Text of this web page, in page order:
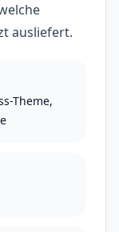
ausliefert.
Theme,